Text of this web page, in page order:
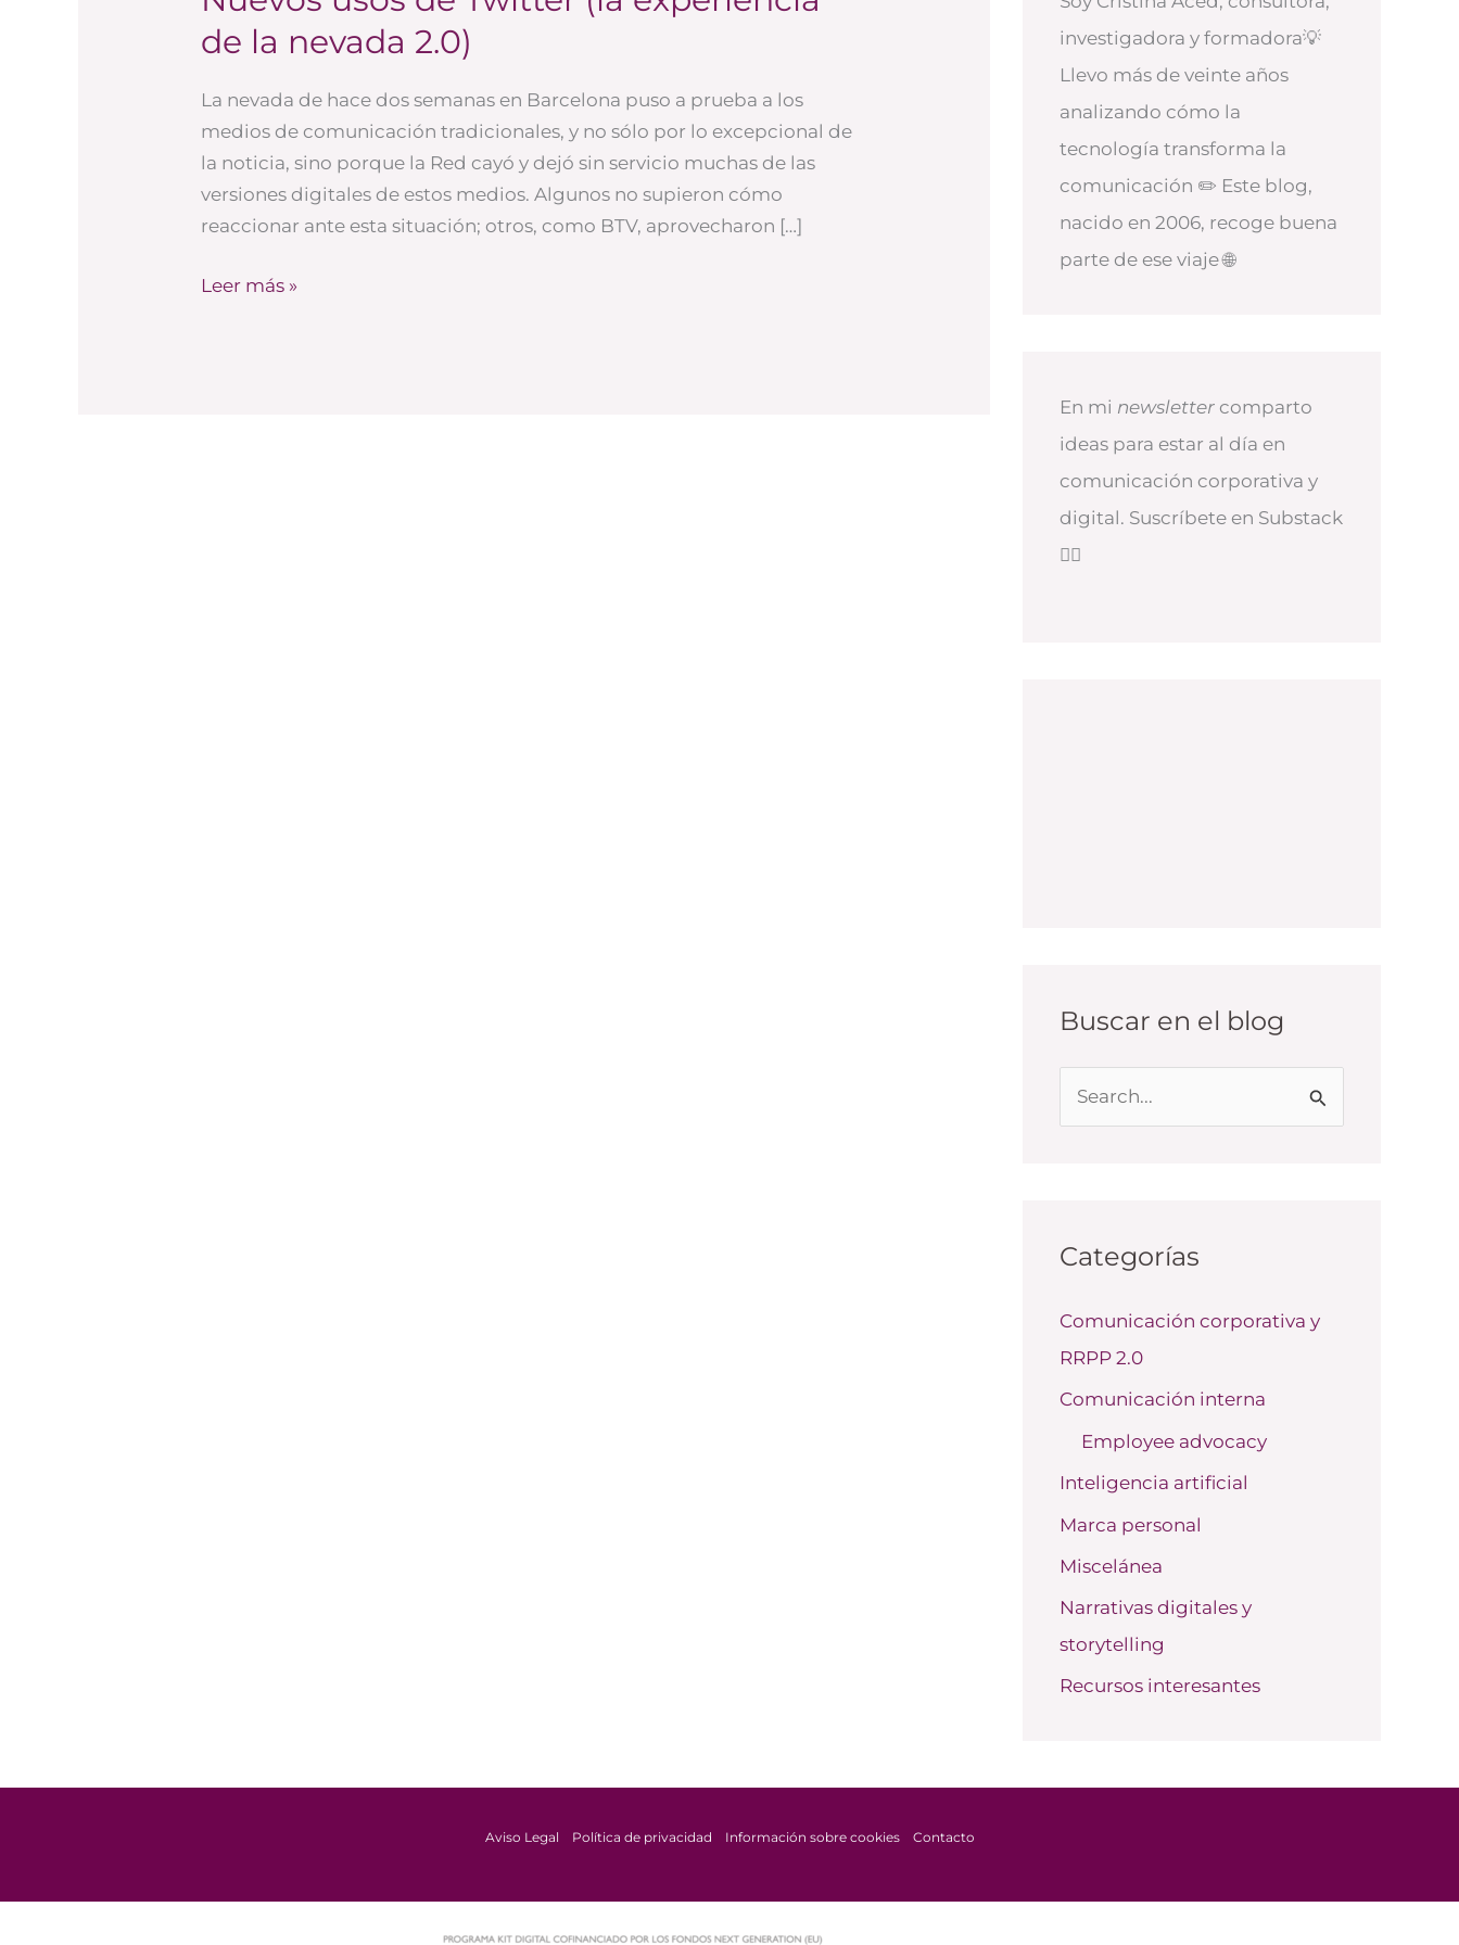
de la nevada 2.0)
La nevada de hace dos semanas en Barcelona puso a prueba a los
medios de comunicación tradicionales, y no sólo por lo excepcional de
la noticia, sino porque la Red cayó y dejó sin servicio muchas de las
versiones digitales de estos medios. Algunos no supieron cómo
reaccionar ante esta situación; otros, como BTV, aprovecharon […]
usos
de
2.0)
Leer más »
investigadora y formadora💡
Llevo más de veinte años
analizando cómo la
tecnología transforma la
comunicación ✏️ Este blog,
nacido en 2006, recoge buena
parte de ese viaje 🌐
En mi newsletter comparto
ideas para estar al día en
comunicación corporativa y
digital. Suscríbete en Substack
👇🏻
Buscar en el blog
a
p
o
r
Categorías
Comunicación corporativa y
RRPP 2.0
Comunicación interna
Employee advocacy
Inteligencia artificial
Marca personal
Miscelánea
Narrativas digitales y
storytelling
Recursos interesantes
Aviso Legal Política de privacidad Información sobre cookies Contacto